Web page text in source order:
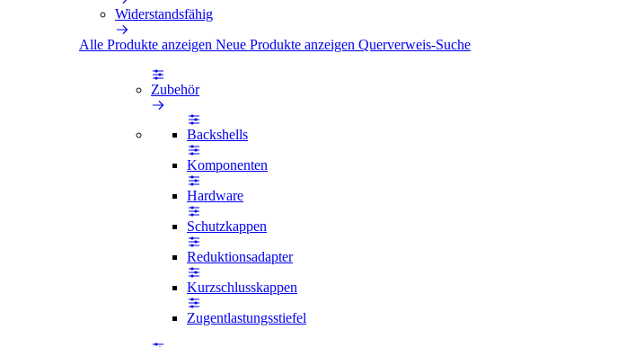
Widerstandsfähig
Alle Produkte anzeigen Neue Produkte anzeigen Querverweis-Suche
Zubehör
Backshells
Komponenten
Hardware
Schutzkappen
Reduktionsadapter
Kurzschlusskappen
Zugentlastungsstiefel